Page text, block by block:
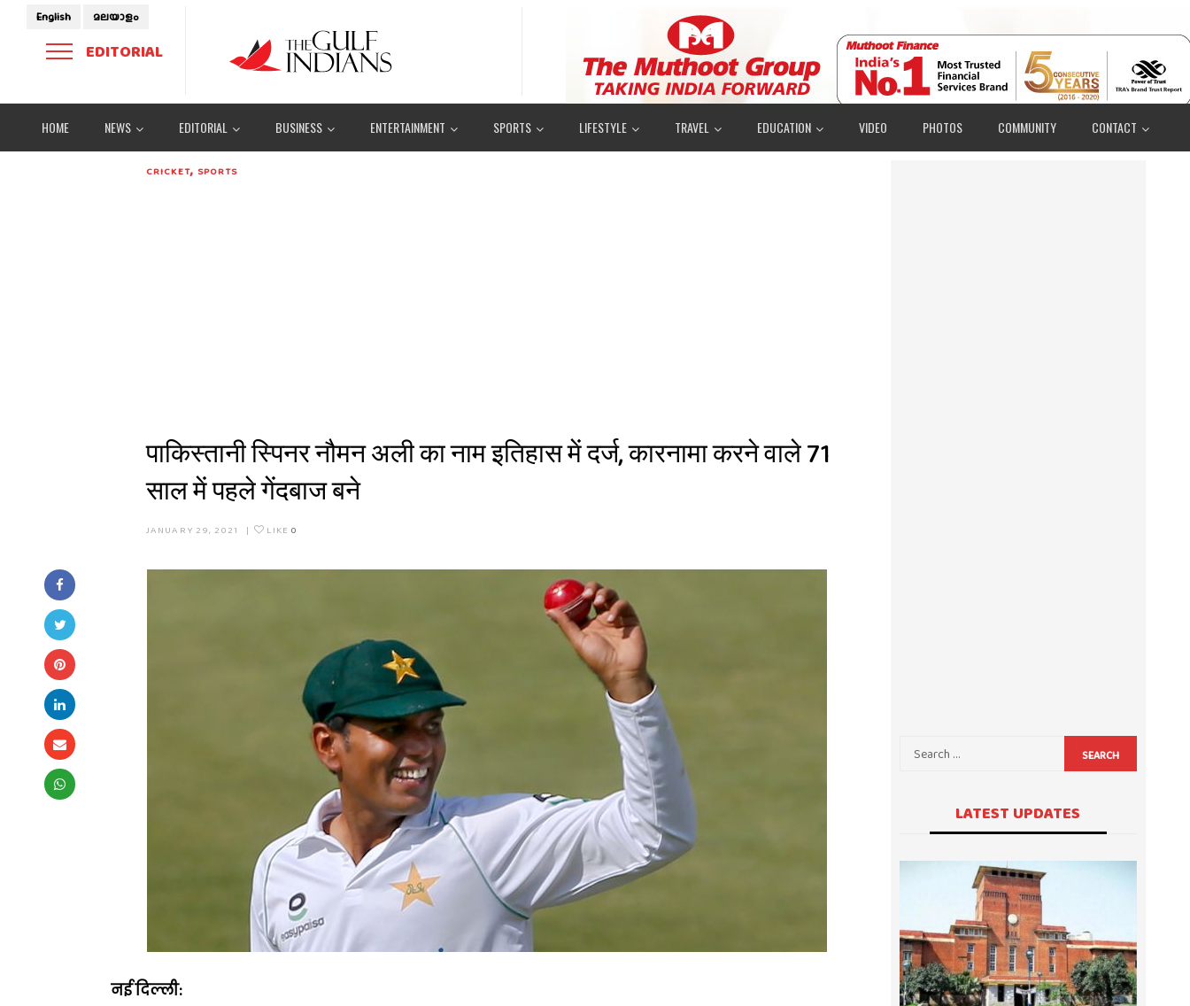
English മലയാളം
EDITORIAL
HOME NEWS EDITORIAL BUSINESS ENTERTAINMENT SPORTS LIFESTYLE TRAVEL EDUCATION VIDEO PHOTOS COMMUNITY CONTACT
CRICKET, SPORTS
पाकिस्तानी स्पिनर नौमन अली का नाम इतिहास में दर्ज, कारनामा करने वाले 71
साल में पहले गेंदबाज बने
JANUARY 29, 2021 | LIKE 0
नई दिल्ली:
SEARCH
LATEST UPDATES